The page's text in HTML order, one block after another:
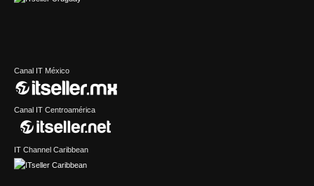
Canal IT México
Canal IT Centroamérica
IT Channel Caribbean